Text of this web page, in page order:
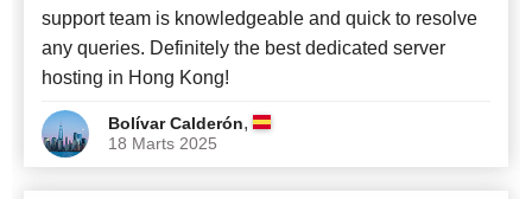
support team is knowledgeable and quick to resolve
any queries. Definitely the best dedicated server
hosting in Hong Kong!
Bolívar Calderón,
18 Marts 2025